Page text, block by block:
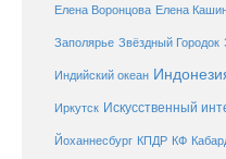
Елена Воронцова Елена
Заполярье Звёздный Городок
Индийский океан
Иркутск Искусственный
Йоханнесбург КПДР КФ